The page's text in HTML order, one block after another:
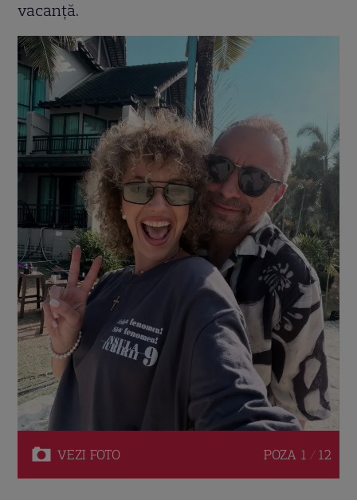
vacanță.
VEZI FOTO POZA 1 / 12